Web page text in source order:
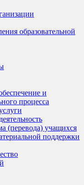
образовательной
и
процесса
(перевода) учащихся
поддержки